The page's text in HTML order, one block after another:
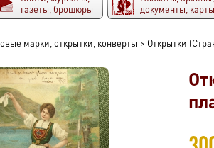
газеты, брошюры
документы, карты
марки, открытки, конверты > Открытки